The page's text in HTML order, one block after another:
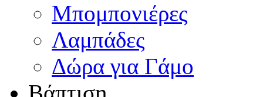
Μπομπονιέρες
Λαμπάδες
Δώρα για Γάμο